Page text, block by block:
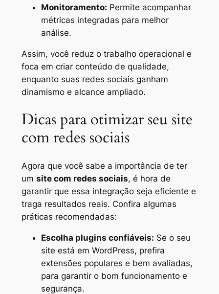
Monitoramento: Permite acompanhar
métricas integradas para melhor
análise.
Assim, você reduz o trabalho operacional e
foca em criar conteúdo de qualidade,
enquanto suas redes sociais ganham
dinamismo e alcance ampliado.
Dicas para otimizar seu site
com redes sociais
Agora que você sabe a importância de ter
um site com redes sociais, é hora de
garantir que essa integração seja eficiente e
traga resultados reais. Confira algumas
práticas recomendadas:
Escolha plugins confiáveis: Se o seu
site está em WordPress, prefira
extensões populares e bem avaliadas,
para garantir o bom funcionamento e
segurança.